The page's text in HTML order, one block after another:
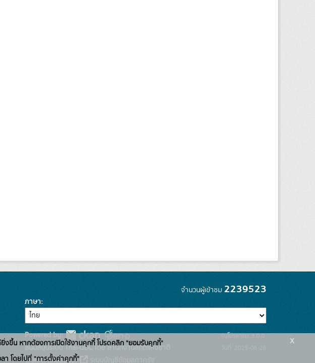
จำนวนผู้เข้าชม 2239523
ภาษา
Powered by:
สนับสนุนระบบ Thai-GDC โดย สำนักงานสถิติแห่งชาติ
เว็บไซต์ที่เกี่ยวข้อง:
รุ่นโปรแกรม: 3.0.0
วันที่: 2025-06-26
งขึ้น หากต้องการเปิดใช้งานคุกกี้ โปรดคลิก "ยอมรับคุกกี้"
โดยไปที่ "การตั้งค่าคุกกี้"
x